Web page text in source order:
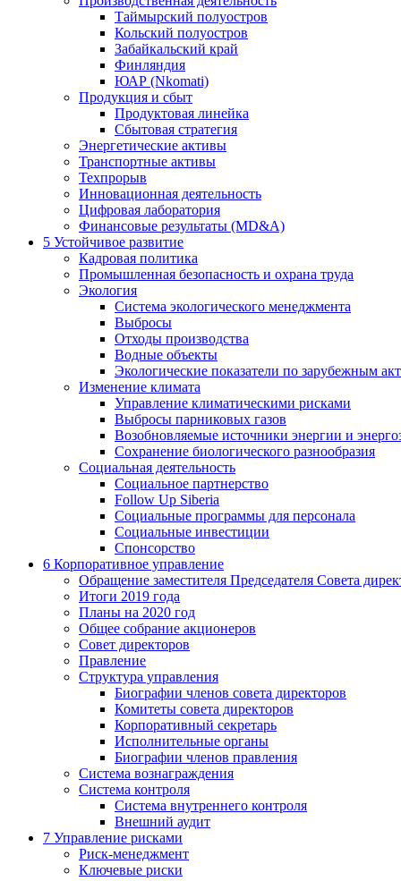
Таймырский полуостров
Кольский полуостров
Забайкальский край
Финляндия
ЮАР (Nkomati)
Продукция и сбыт
Продуктовая линейка
Сбытовая стратегия
Энергетические активы
Транспортные активы
Техпрорыв
Инновационная деятельность
Цифровая лаборатория
Финансовые результаты (MD&A)
5 Устойчивое развитие
Кадровая политика
Промышленная безопасность и охрана труда
Экология
Система экологического менеджмента
Выбросы
Отходы производства
Водные объекты
Экологические показатели по зарубежным
Изменение климата
Управление климатическими рисками
Выбросы парниковых газов
Возобновляемые источники энергии и
Сохранение биологического разнообразия
Социальная деятельность
Социальное партнерство
Follow Up Siberia
Социальные программы для персонала
Социальные инвестиции
Спонсорство
6 Корпоративное управление
Обращение заместителя Председателя Совета
Итоги 2019 года
Планы на 2020 год
Общее собрание акционеров
Совет директоров
Правление
Структура управления
Биографии членов совета директоров
Комитеты совета директоров
Корпоративный секретарь
Исполнительные органы
Биографии членов правления
Система вознаграждения
Система контроля
Система внутреннего контроля
Внешний аудит
7 Управление рисками
Риск-менеджмент
Ключевые риски